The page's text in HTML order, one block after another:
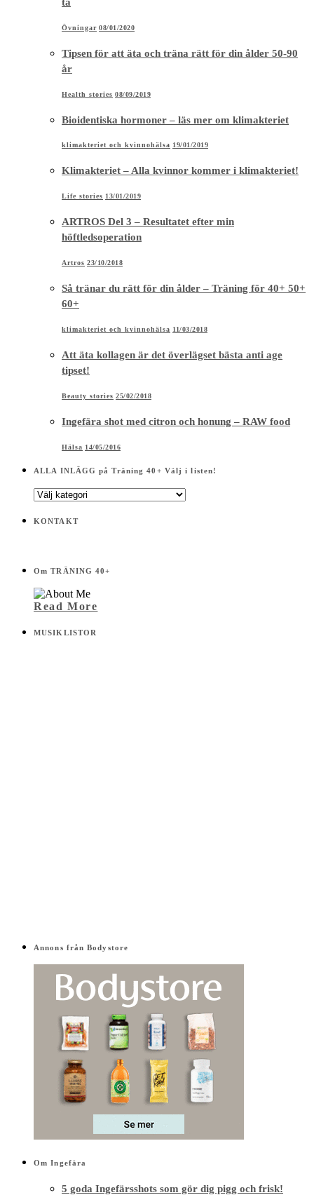
Övningar 08/01/2020
Tipsen för att äta och träna rätt för din ålder 50-90
år
Health stories 08/09/2019
Bioidentiska hormoner – läs mer om klimakteriet
klimakteriet och kvinnohälsa 19/01/2019
Klimakteriet – Alla kvinnor kommer i klimakteriet!
Life stories 13/01/2019
ARTROS Del 3 – Resultatet efter min
höftledsoperation
Artros 23/10/2018
Så tränar du rätt för din ålder – Träning för 40+ 50+
60+
klimakteriet och kvinnohälsa 11/03/2018
Att äta kollagen är det överlägset bästa anti age
tipset!
Beauty stories 25/02/2018
Ingefära shot med citron och honung – RAW food
Hälsa 14/05/2016
ALLA INLÄGG på Träning 40+ Välj i listen!
ALLA
på
i
KONTAKT
Om TRÄNING 40+
Read More
MUSIKLISTOR
Annons från Bodystore
Om Ingefära
5 goda Ingefärsshots som gör dig pigg och frisk!